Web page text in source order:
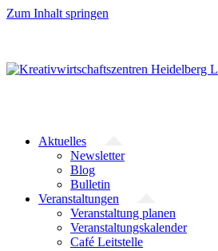
Zum Inhalt springen
Aktuelles
Newsletter
Blog
Bulletin
Veranstaltungen
Veranstaltung planen
Veranstaltungskalender
Café Leitstelle